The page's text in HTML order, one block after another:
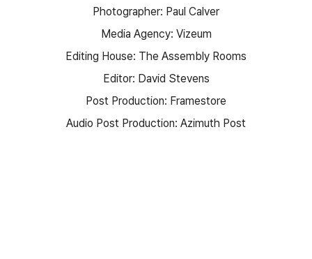
Photographer: Paul Calver
Media Agency: Vizeum
Editing House: The Assembly Rooms
Editor: David Stevens
Post Production: Framestore
Audio Post Production: Azimuth Post